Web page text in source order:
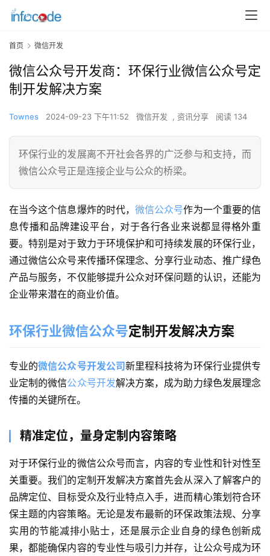
首页 微信开发
微信公众号开发商：环保行业微信公众号定
制开发解决方案
Townes 2024-09-23 下午11:52 微信开发 , 资讯分享 阅读 134
环保行业的发展离不开社会各界的广泛参与和支持，而
微信公众号正是连接企业与公众的桥梁。
在当今这个信息爆炸的时代，微信公众号作为一个重要的信
息传播和品牌建设平台，对于各行各业来说都显得格外重
要。特别是对于致力于环境保护和可持续发展的环保行业，
通过微信公众号来传播环保理念、分享行业动态、推广绿色
产品与服务，不仅能够提升公众对环保问题的认识，还能为
企业带来潜在的商业价值。
环保行业微信公众号定制开发解决方案
专业的微信公众号开发公司新里程科技将为环保行业提供专
业定制的微信公众号开发解决方案，成为助力绿色发展理念
传播的关键所在。
精准定位，量身定制内容策略
对于环保行业的微信公众号而言，内容的专业性和针对性至
关重要。我们的定制开发解决方案首先会从深入了解客户的
品牌定位、目标受众及行业特点入手，进而精心策划符合环
保主题的内容策略。无论是发布最新的环保政策法规、分享
实用的节能减排小贴士，还是展示企业自身的绿色创新成
果，都能确保内容的专业性与吸引力并存，让公众号成为环